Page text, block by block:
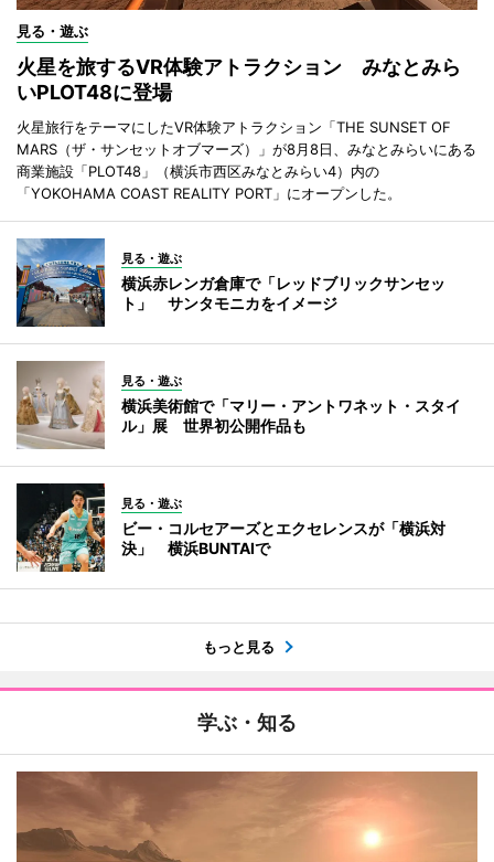
見る・遊ぶ
火星を旅するVR体験アトラクション みなとみら
いPLOT48に登場
火星旅行をテーマにしたVR体験アトラクション「THE SUNSET OF
MARS（ザ・サンセットオブマーズ）」が8月8日、みなとみらいにある
商業施設「PLOT48」（横浜市西区みなとみらい4）内の
「YOKOHAMA COAST REALITY PORT」にオープンした。
見る・遊ぶ
横浜赤レンガ倉庫で「レッドブリックサンセッ
ト」 サンタモニカをイメージ
見る・遊ぶ
横浜美術館で「マリー・アントワネット・スタイ
ル」展 世界初公開作品も
見る・遊ぶ
ビー・コルセアーズとエクセレンスが「横浜対
決」 横浜BUNTAIで
もっと見る
学ぶ・知る